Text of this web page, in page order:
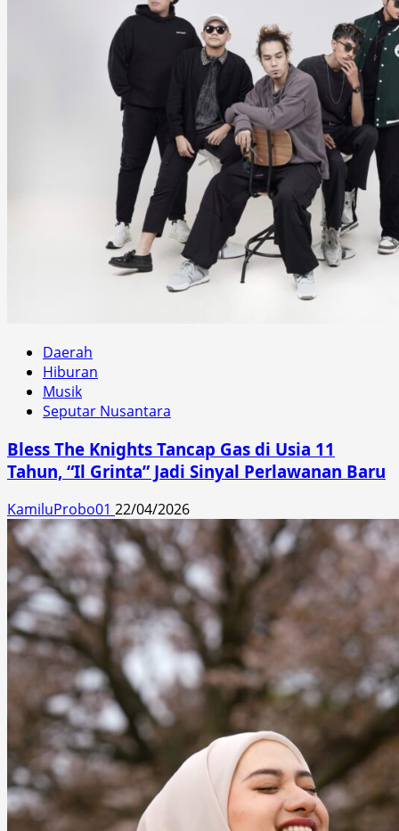
Daerah
Hiburan
Musik
Seputar Nusantara
Bless The Knights Tancap Gas di Usia 11
Tahun, “Il Grinta” Jadi Sinyal Perlawanan Baru
KamiluProbo01 22/04/2026